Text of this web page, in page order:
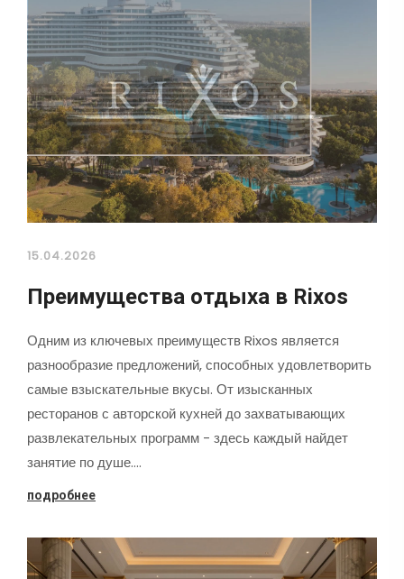
15.04.2026
Преимущества отдыха в Rixos
Одним из ключевых преимуществ Rixos является
разнообразие предложений, способных удовлетворить
самые взыскательные вкусы. От изысканных
ресторанов с авторской кухней до захватывающих
развлекательных программ - здесь каждый найдет
занятие по душе.…
подробнее